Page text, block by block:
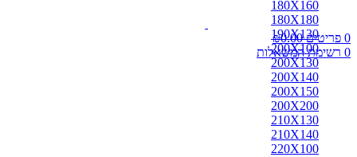
0 פריטים ₪0.00
0 רשימת המשאלות
180X160
180X180
190X130
200X100
200X130
200X140
200X150
200X200
210X130
210X140
220X100